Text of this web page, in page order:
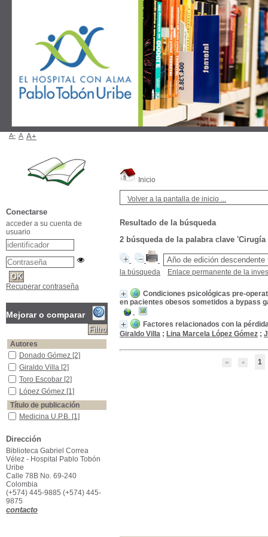
Inicio
Volver a la pantalla de inicio ...
Resultado de la búsqueda
2 búsqueda de la palabra clave 'Cirugía
la búsqueda Enlace permanente de la
Condiciones psicológicas pre-
en pacientes obesos sometidos a bypass
Factores relacionados con la
Giraldo Villa ; Lina Marcela López Gómez ;
1
A- A A+
Conectarse
acceder a su cuenta de
usuario
Recuperar contraseña
Mejorar o comparar
Autores
Donado Gómez
Donado Gómez [2]
Giraldo Villa
Giraldo Villa [2]
Toro Escobar
Toro Escobar [2]
López Gómez
López Gómez [1]
Título de publicación
Medicina U.P.B.
Medicina U.P.B. [1]
Año de publicación
20142014[1]
20132013
Palabras clave
Cirugía bariátrica
Cirugía bariátrica[2]
pérdida de peso
pérdida de peso
bypass gástrico
bypass gástrico
Dirección
Biblioteca Gabriel Correa
Vélez - Hospital Pablo Tobón
Uribe
Calle 78B No. 69-240
Colombia
(+574) 445-9885 (+574) 445-
9875
contacto